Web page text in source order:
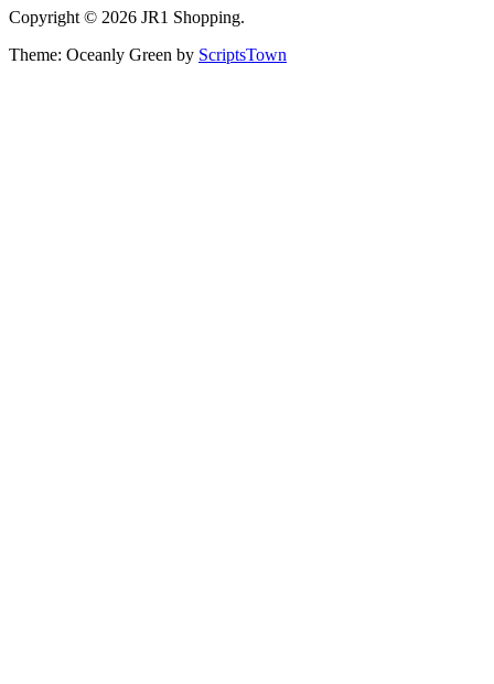
Copyright © 2026 JR1 Shopping.
Theme: Oceanly Green by ScriptsTown